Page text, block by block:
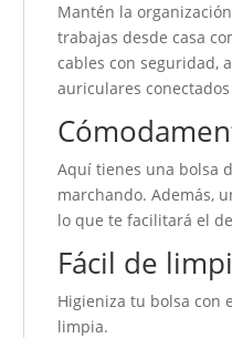
Mantén la
trabajas desde casa
cables con seguridad,
auriculares
Aquí tienes una bolsa
marchando. Además,
lo que te facilitará el
Fácil de
Higieniza tu bolsa con
limpia.